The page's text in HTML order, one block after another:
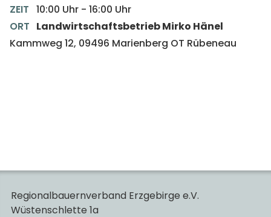
ZEIT 10:00 Uhr -16:00 Uhr
ORT Landwirtschaftsbetrieb Mirko Hänel
Kammweg 12, 09496 Marienberg OT Rübeneau
Regionalbauernverband Erzgebirge e.V.
Wüstenschlette 1a